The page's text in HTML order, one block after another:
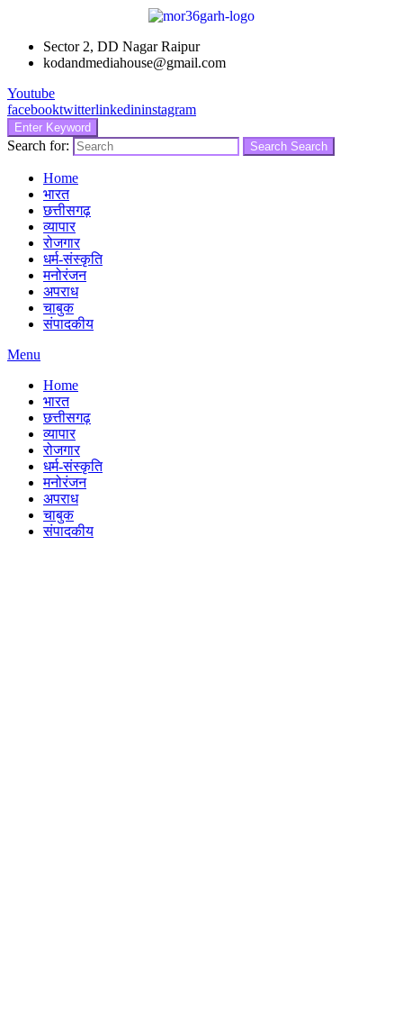
Sector 2, DD Nagar Raipur
kodandmediahouse@gmail.com
Youtube
facebooktwitterlinkedininstagram
Enter Keyword
Search for: Search Search
Home
भारत
छत्तीसगढ़
व्यापार
रोजगार
धर्म-संस्कृति
मनोरंजन
अपराध
चाबुक
संपादकीय
Menu
Home
भारत
छत्तीसगढ़
व्यापार
रोजगार
धर्म-संस्कृति
मनोरंजन
अपराध
चाबुक
संपादकीय